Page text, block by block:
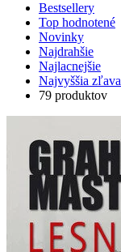
Bestsellery
Top hodnotené
Novinky
Najdrahšie
Najlacnejšie
Najvyššia zľava
79 produktov